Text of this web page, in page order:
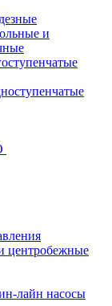
и
центробежные
лайн насосы